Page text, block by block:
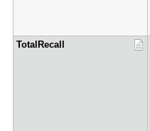
TotalRecal​l